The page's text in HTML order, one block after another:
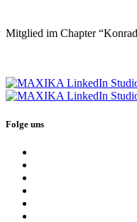
Mitglied im Chapter
Folge uns